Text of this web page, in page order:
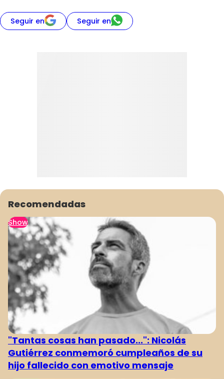
Seguir en Seguir en
Recomendadas
Show
"Tantas cosas han pasado...": Nicolás
Gutiérrez conmemoró cumpleaños de su
hijo fallecido con emotivo mensaje